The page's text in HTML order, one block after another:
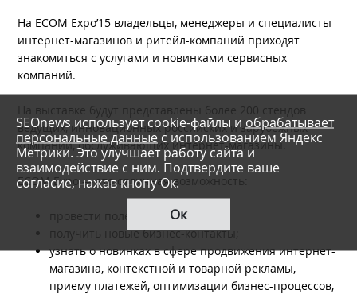
На ECOM Expo’15 владельцы, менеджеры и специалисты
интернет-магазинов и ритейл-компаний приходят
знакомиться с услугами и новинками сервисных
компаний.
На выставке будут представлены более 200 стендов
ведущих, инновационных российских и зарубежных
компаний, обслуживающих интернет-магазины.
ECOM Expo — это отличная возможность:
провести полезные встречи;
получить новые бизнес-контакты;
узнать о новинках в сфере продвижения интернет-
магазина, контекстной и товарной рекламы,
приему платежей, оптимизации бизнес-процессов,
SEOnews использует cookie-файлы иобрабатывает
персональные данные с использованием Яндекс
Метрики. Это улучшает работу сайта и
взаимодействие с ним. Подтвердите ваше
согласие, нажав кнопу Ок.
Ок